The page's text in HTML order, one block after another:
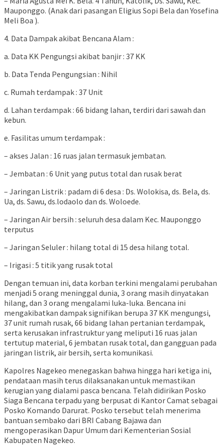
Mauponggo. (Anak dari pasangan Eligius Sopi Bela dan Yosefina
Meli Boa ).
4. Data Dampak akibat Bencana Alam :
a. Data KK Pengungsi akibat banjir : 37 KK
b. Data Tenda Pengungsian : Nihil
c. Rumah terdampak : 37 Unit
d. Lahan terdampak : 66 bidang lahan, terdiri dari sawah dan
kebun.
e. Fasilitas umum terdampak :
– akses Jalan : 16 ruas jalan termasuk jembatan.
– Jembatan : 6 Unit yang putus total dan rusak berat
– Jaringan Listrik : padam di 6 desa : Ds. Wolokisa, ds. Bela, ds.
Ua, ds. Sawu, ds.lodaolo dan ds. Woloede.
– Jaringan Air bersih : seluruh desa dalam Kec. Mauponggo
terputus
– Jaringan Seluler : hilang total di 15 desa hilang total.
– Irigasi : 5 titik yang rusak total
Dengan temuan ini, data korban terkini mengalami perubahan
menjadi 5 orang meninggal dunia, 3 orang masih dinyatakan
hilang, dan 3 orang mengalami luka-luka. Bencana ini
mengakibatkan dampak signifikan berupa 37 KK mengungsi,
37 unit rumah rusak, 66 bidang lahan pertanian terdampak,
serta kerusakan infrastruktur yang meliputi 16 ruas jalan
tertutup material, 6 jembatan rusak total, dan gangguan pada
jaringan listrik, air bersih, serta komunikasi.
Kapolres Nagekeo menegaskan bahwa hingga hari ketiga ini,
pendataan masih terus dilaksanakan untuk memastikan
kerugian yang dialami pasca bencana. Telah didirikan Posko
Siaga Bencana terpadu yang berpusat di Kantor Camat sebagai
Posko Komando Darurat. Posko tersebut telah menerima
bantuan sembako dari BRI Cabang Bajawa dan
mengoperasikan Dapur Umum dari Kementerian Sosial
Kabupaten Nagekeo.